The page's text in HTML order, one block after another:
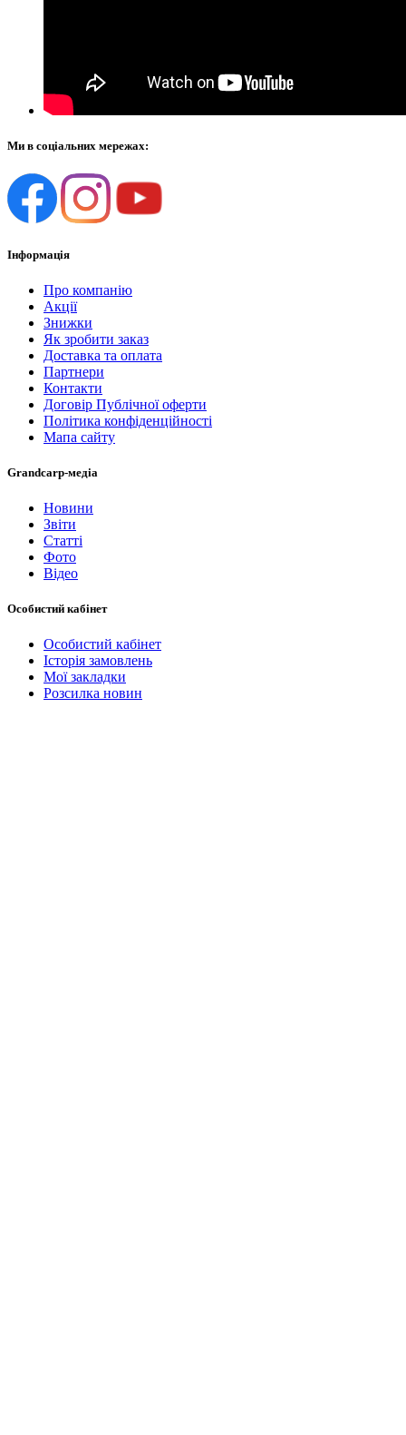
Ми в соціальних мережах:
Інформація
Про компанію
Акції
Знижки
Як зробити заказ
Доставка та оплата
Партнери
Контакти
Договір Публічної оферти
Політика конфіденційності
Мапа сайту
Grandcarp-медіа
Новини
Звіти
Статті
Фото
Відео
Особистий кабінет
Особистий кабінет
Історія замовлень
Мої закладки
Розсилка новин